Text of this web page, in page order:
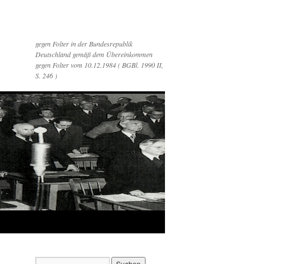
gegen Folter in der Bundesrepublik
Deutschland gemäß dem Übereinkommen
gegen Folter vom 10.12.1984 ( BGBl. 1990 II,
S. 246 )